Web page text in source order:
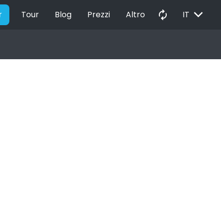
Tour Blog Prezzi Altro autorenew IT EXPAND_MORE